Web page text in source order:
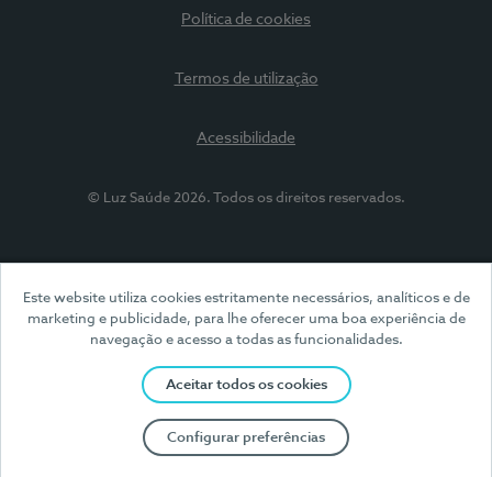
Este website utiliza cookies estritamente necessários, analíticos e de
marketing e publicidade, para lhe oferecer uma boa experiência de
navegação e acesso a todas as funcionalidades.
Aceitar todos os cookies
Configurar preferências
Política de cookies
Termos de utilização
Acessibilidade
© Luz Saúde 2026. Todos os direitos reservados.